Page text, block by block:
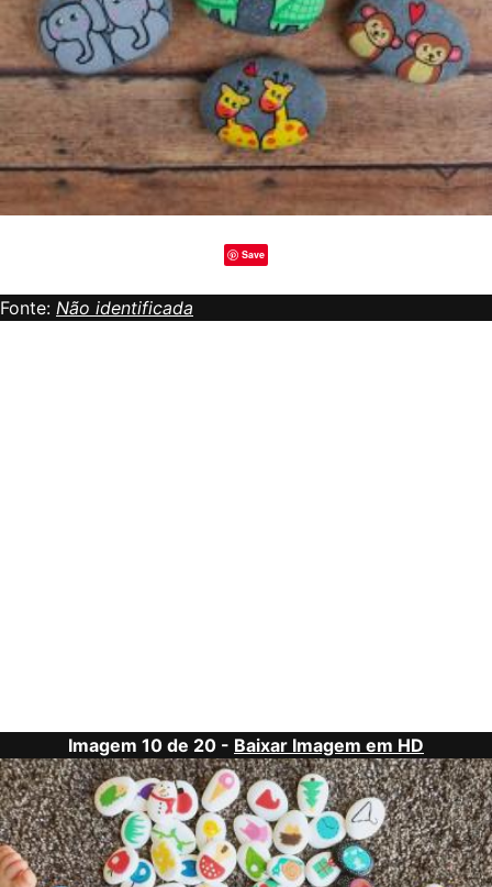
Save
Fonte: Não identificada
Imagem 10 de 20 - Baixar Imagem em HD